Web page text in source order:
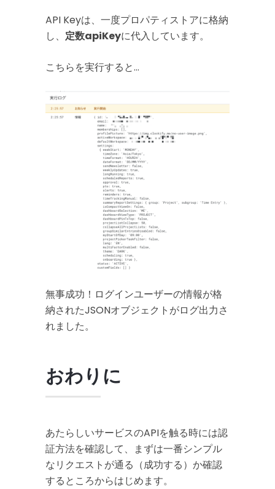
API Keyは、一度プロパティストアに格納
し、 定数apiKeyに代入しています。
こちらを実行すると…
無事成功！ログインユーザーの情報が格
納されたJSONオブジェクトがログ出力さ
れました。
おわりに
あたらしいサービスのAPIを触る時には認
証方法を確認して、まずは一番シンプル
なリクエストが通る（成功する）か確認
するところからはじめます。